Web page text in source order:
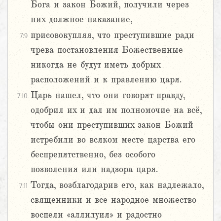
Бога и закон Божий, получили через
них должное наказание,
7:9 присовокупляя, что преступившие ради
чрева постановления Божественные
никогда не будут иметь добрых
расположений и к правлению царя.
7:10 Царь нашел, что они говорят правду,
одобрил их и дал им полномочие на всё,
чтобы они преступивших закон Божий
истребили во всяком месте царства его
беспрепятственно, без особого
позволения или надзора царя.
7:11 Тогда, возблагодарив его, как надлежало,
священники и все народное множество
воспели «аллилуия» и радостно